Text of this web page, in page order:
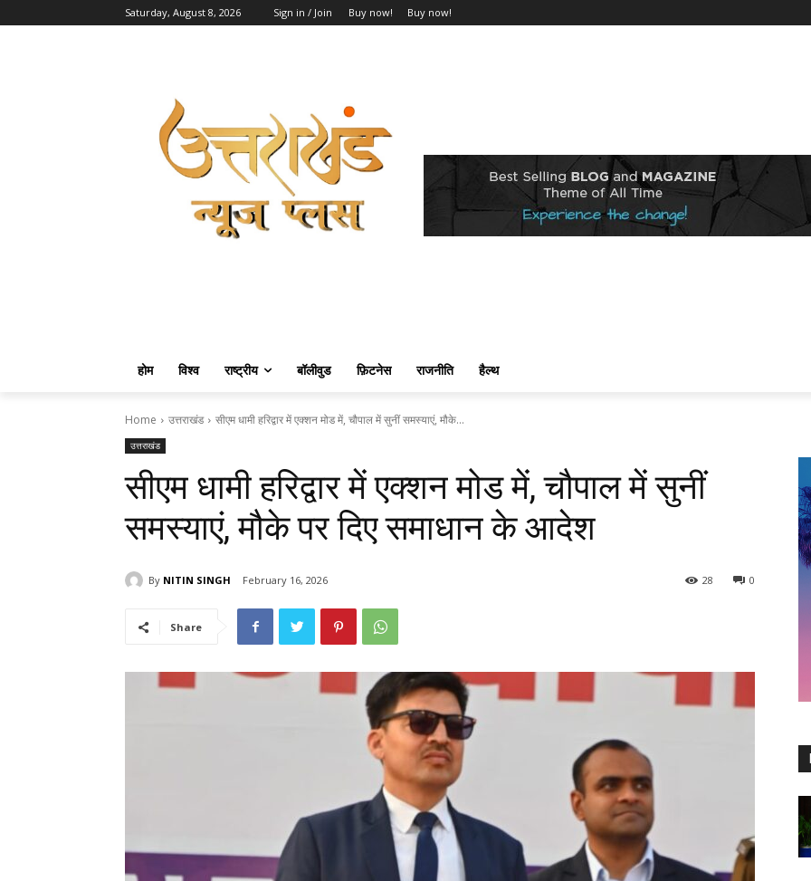
Saturday, August 8, 2026 Sign in / Join Buy now! Buy now!
होम विश्व राष्ट्रीय बॉलीवुड फ़िटनेस राजनीति हैल्थ
Home उत्तराखंड सीएम धामी हरिद्वार में एक्शन मोड में, चौपाल में सुनीं समस्याएं, मौके...
उत्तराखंड
सीएम धामी हरिद्वार में एक्शन मोड में, चौपाल में सुनीं
समस्याएं, मौके पर दिए समाधान के आदेश
By NITIN SINGH February 16, 2026 0
28
Share